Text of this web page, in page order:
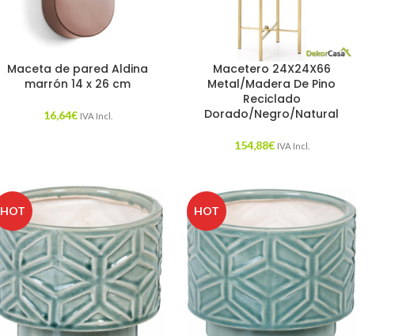
Maceta de pared Aldina
marrón 14 x 26 cm
16,64€ IVA Incl.
Macetero 24X24X66
Metal/Madera De Pino
Reciclado
Dorado/Negro/Natural
154,88€ IVA Incl.
HOT HOT